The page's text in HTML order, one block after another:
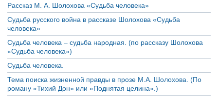
Рассказ М. А. Шолохова «Судьба человека»
Судьба русского война в рассказе Шолохова «Судьба
человека»
Судьба человека – судьба народная. (по рассказу Шолохова
«Судьба человека»)
Судьба человека.
Тема поиска жизненной правды в прозе М.А. Шолохова. (По
роману «Тихий Дон» или «Поднятая целина».)